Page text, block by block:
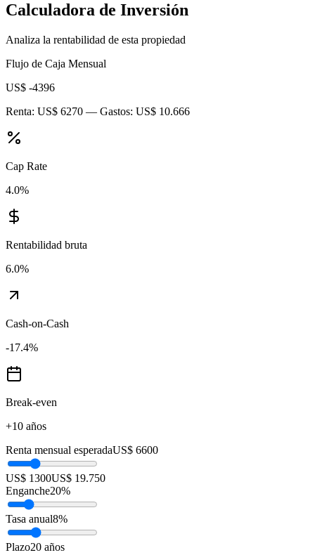
Calculadora de Inversión
Analiza la rentabilidad de esta propiedad
Flujo de Caja Mensual
US$ -4396
Renta: US$ 6270 — Gastos: US$ 10.666
Cap Rate
4.0%
Rentabilidad bruta
6.0%
Cash-on-Cash
-17.4%
Break-even
+10 años
Renta mensual esperadaUS$ 6600
US$ 1300US$ 19.750
Enganche20%
Tasa anual8%
Plazo20 años